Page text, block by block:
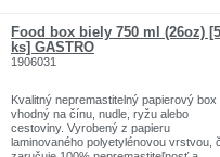
Food box biely 750 ml (26oz)
ks] GASTRO
1906031
Kvalitný nepremastitelný papierový box
vhodný na čínu, nudle, ryžu alebo
cestoviny. Vyrobený z papieru
laminovaného polyetylénovou vrstvou,